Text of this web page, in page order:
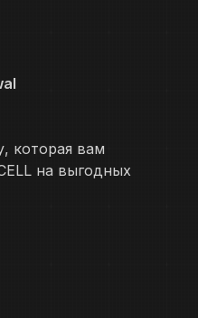
которая вам
на выгодных